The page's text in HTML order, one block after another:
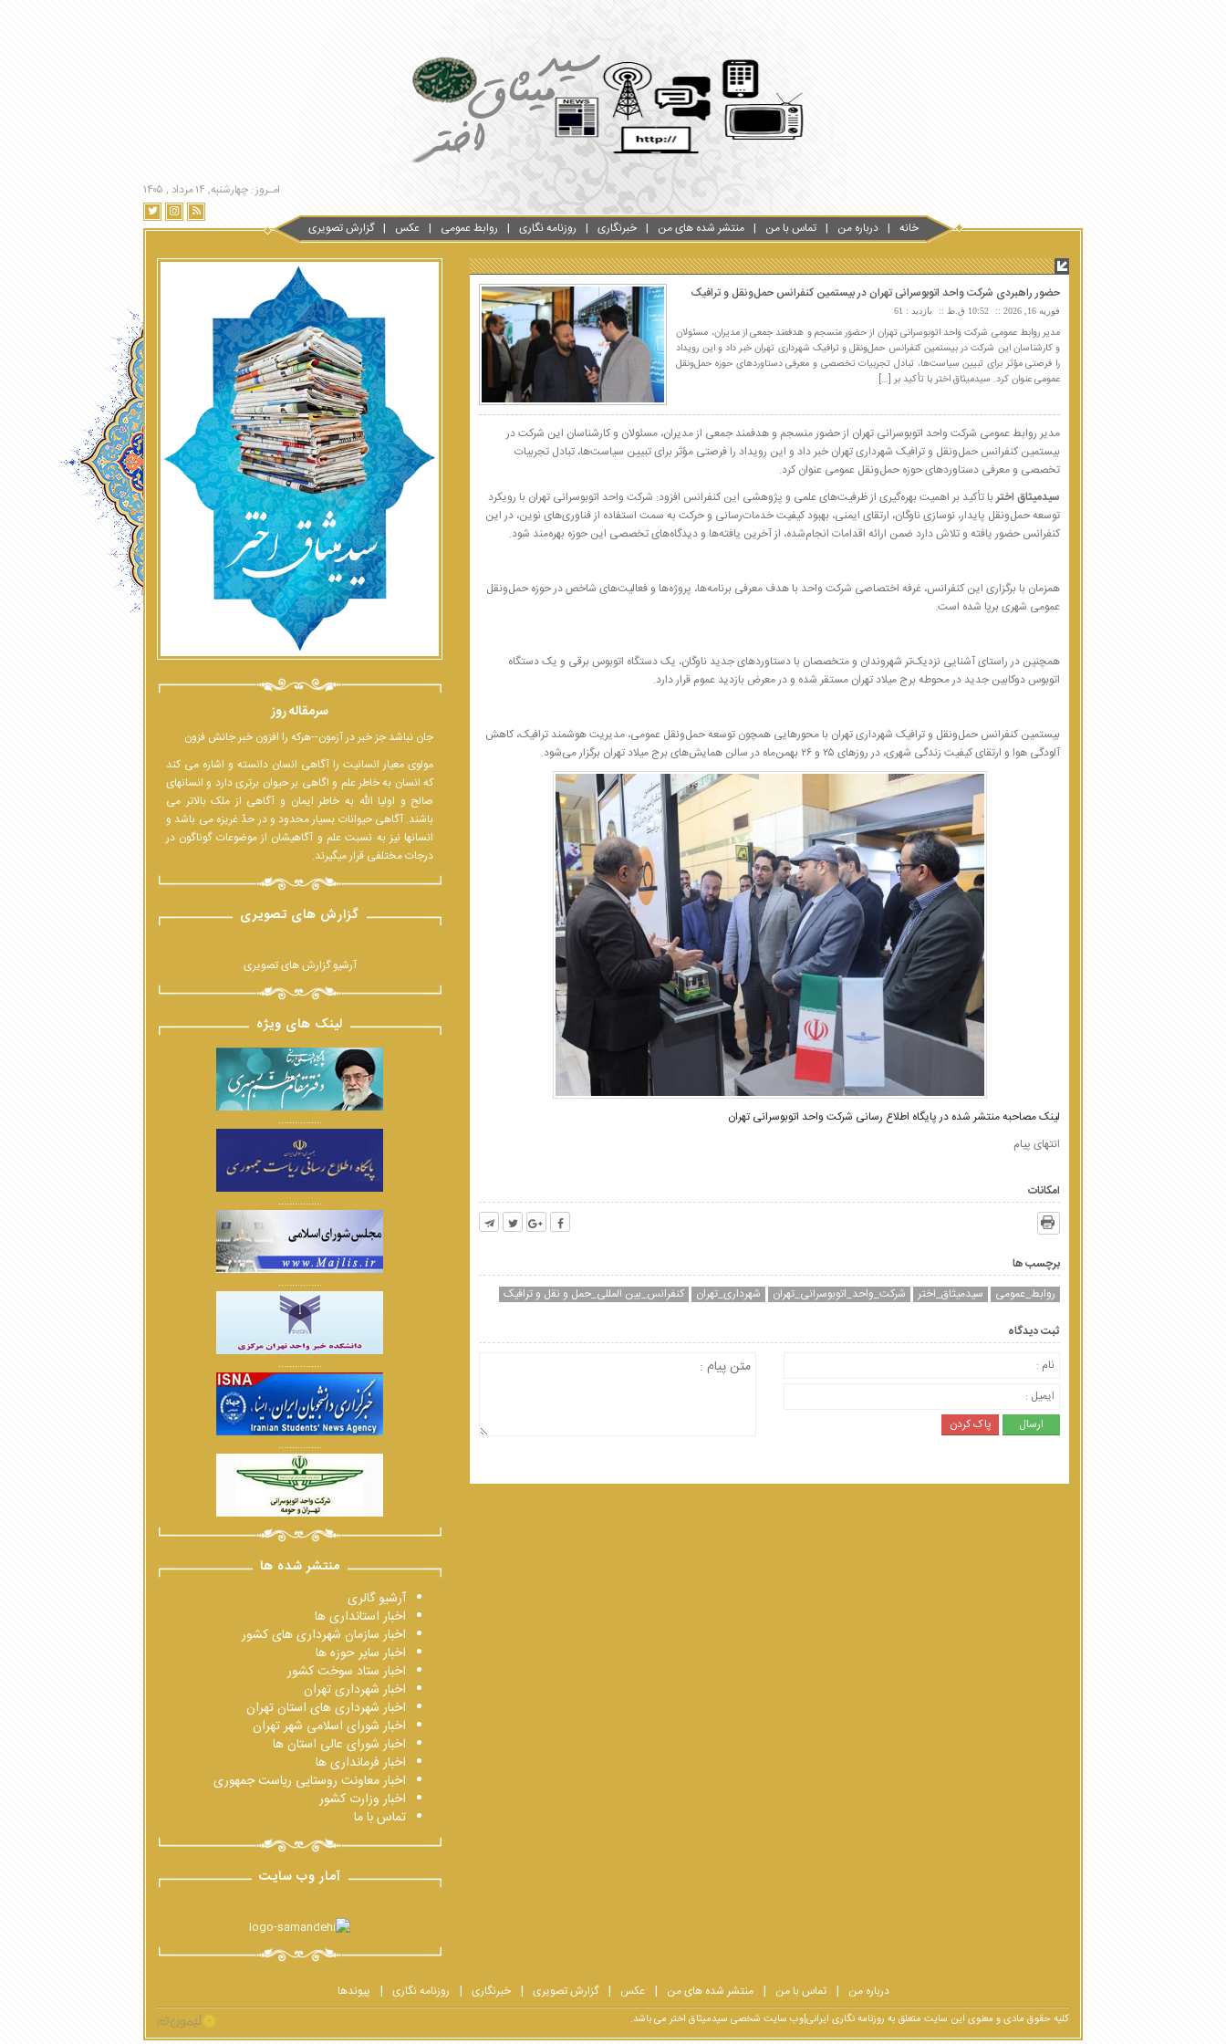
امـروز : چهارشنبه, ۱۴ مرداد , ۱۴۰۵
خانه درباره من تماس با من منتشر شده های من خبرنگاری روزنامه نگاری روابط عمومی عکس گزارش تصویری
حضور راهبردی شرکت واحد اتوبوسرانی تهران در بیستمین کنفرانس حمل‌ونقل و ترافیک
فوریه 16, 2026 10:52 ق.ظ بازدید : 61
مدیر روابط عمومی شرکت واحد اتوبوسرانی تهران از حضور منسجم و هدفمند جمعی از مدیران، مسئولان
و کارشناسان این شرکت در بیستمین کنفرانس حمل‌ونقل و ترافیک شهرداری تهران خبر داد و این رویداد
را فرصتی مؤثر برای تبیین سیاست‌ها، تبادل تجربیات تخصصی و معرفی دستاوردهای حوزه حمل‌ونقل
عمومی عنوان کرد. سیدمیثاق اختر با تأکید بر […]
مدیر روابط عمومی شرکت واحد اتوبوسرانی تهران از حضور منسجم و هدفمند جمعی از مدیران، مسئولان و کارشناسان این شرکت در
بیستمین کنفرانس حمل‌ونقل و ترافیک شهرداری تهران خبر داد و این رویداد را فرصتی مؤثر برای تبیین سیاست‌ها، تبادل تجربیات
تخصصی و معرفی دستاوردهای حوزه حمل‌ونقل عمومی عنوان کرد.
سیدمیثاق اختربا تأکید بر اهمیت بهره‌گیری از ظرفیت‌های علمی و پژوهشی این کنفرانس افزود: شرکت واحد اتوبوسرانی تهران با رویکرد
توسعه حمل‌ونقل پایدار، نوسازی ناوگان، ارتقای ایمنی، بهبود کیفیت خدمات‌رسانی و حرکت به سمت استفاده از فناوری‌های نوین، در این
کنفرانس حضور یافته و تلاش دارد ضمن ارائه اقدامات انجام‌شده، از آخرین یافته‌ها و دیدگاه‌های تخصصی این حوزه بهره‌مند شود.
همزمان با برگزاری این کنفرانس، غرفه اختصاصی شرکت واحد با هدف معرفی برنامه‌ها، پروژه‌ها و فعالیت‌های شاخص در حوزه حمل‌ونقل
عمومی شهری برپا شده است.
همچنین در راستای آشنایی نزدیک‌تر شهروندان و متخصصان با دستاوردهای جدید ناوگان، یک دستگاه اتوبوس برقی و یک دستگاه
اتوبوس دوکابین جدید در محوطه برج میلاد تهران مستقر شده و در معرض بازدید عموم قرار دارد.
بیستمین کنفرانس حمل‌ونقل و ترافیک شهرداری تهران با محورهایی همچون توسعه حمل‌ونقل عمومی، مدیریت هوشمند ترافیک، کاهش
آلودگی هوا و ارتقای کیفیت زندگی شهری، در روزهای ۲۵ و ۲۶ بهمن‌ماه در سالن همایش‌های برج میلاد تهران برگزار می‌شود.
لینک مصاحبه منتشر شده در پایگاه اطلاع رسانی شرکت واحد اتوبوسرانی تهران
انتهای پیام
امکانات
برچسب ها
روابط_عمومی
سیدمیثاق_اختر شرکت_واحد_اتوبوسرانی_تهران شهرداری_تهران کنفرانس_بین المللی_حمل و نقل و ترافیک
ثبت دیدگاه
سرمقاله روز
جان نباشد جز خبر در آزمون--هرکه را افزون خبر جانش فزون
مولوی معیار انسانیت را آگاهی انسان دانسته و اشاره می کند
که انسان به خاطر علم و اگاهی بر حیوان برتری دارد و انسانهای
صالح و اولیا الله به خاطر ایمان و آگاهی از ملک بالاتر می
باشند. آگاهی حیوانات بسیار محدود و در حدّ غریزه می باشد و
انسانها نیز به نسبت علم و آگاهیشان از موضوعات گوناگون در
درجات مختلفی قرار میگیرند.
گزارش های تصویری
آرشیو گزارش های تصویری
لینک های ویژه
................
................
................
................
................
منتشر شده ها
آرشیو گالری
اخبار استانداری ها
اخبار سازمان شهرداری های کشور
اخبار سایر حوزه ها
اخبار ستاد سوخت کشور
اخبار شهرداری تهران
اخبار شهرداری های استان تهران
اخبار شورای اسلامی شهر تهران
اخبار شورای عالی استان ها
اخبار فرمانداری ها
اخبار معاونت روستایی ریاست جمهوری
اخبار وزارت کشور
تماس با ما
آمار وب سایت
درباره من تماس با من منتشر شده های من عکس گزارش تصویری خبرنگاری روزنامه نگاری پیوندها
کلیه حقوق مادی و معنوی این سایت متعلق به روزنامه نگاری ایرانی|وب سایت شخصی سیدمیثاق اختر می باشد.